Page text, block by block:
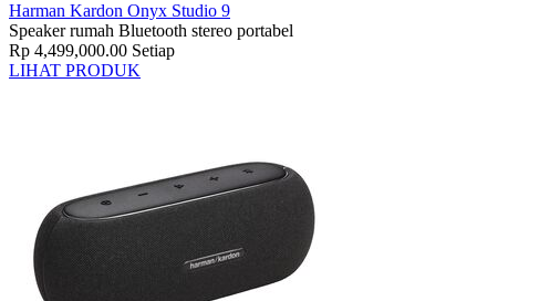
Harman Kardon Onyx Studio 9
Speaker rumah Bluetooth stereo portabel
Rp 4,499,000.00 Setiap
LIHAT PRODUK